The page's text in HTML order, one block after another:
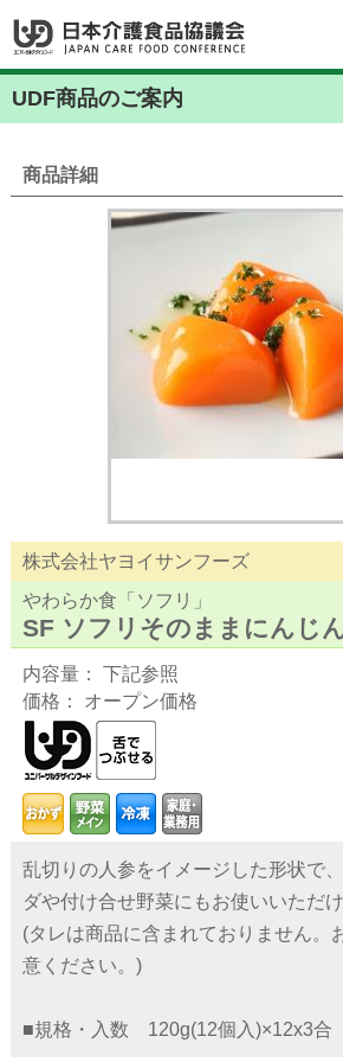
UDF商品のご案内
商品詳細
株式会社ヤヨイサンフーズ
やわらか食「ソフリ」
SF ソフリそのままにんじ
内容量： 下記参照
価格： オープン価格
乱切りの人参をイメージした形状で
ダや付け合せ野菜にもお使いいただけ
(タレは商品に含まれておりません。
意ください。)
■規格・入数 120g(12個入)×12x3合